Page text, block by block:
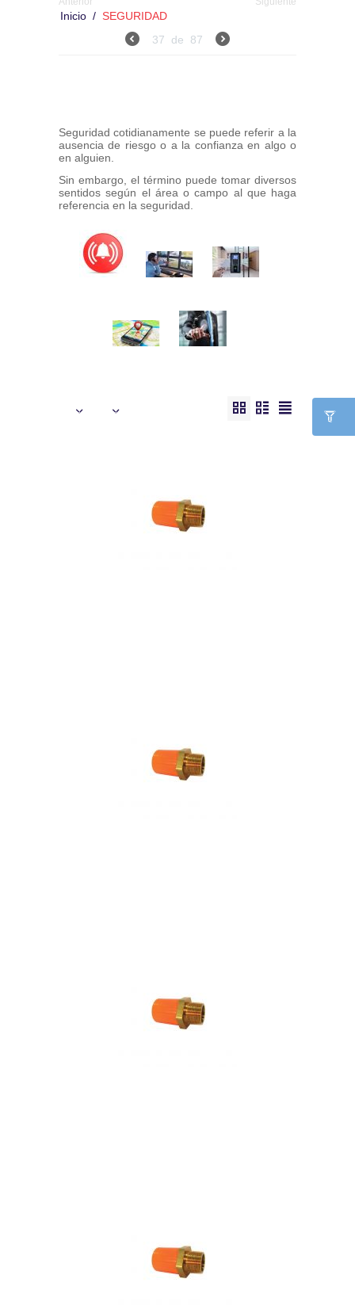
Inicio / SEGURIDAD
37
de 87
Seguridad cotidianamente se puede referir a la
ausencia de riesgo o a la confianza en algo o
en alguien.
Sin embargo, el término puede tomar diversos
sentidos según el área o campo al que haga
referencia en la seguridad.